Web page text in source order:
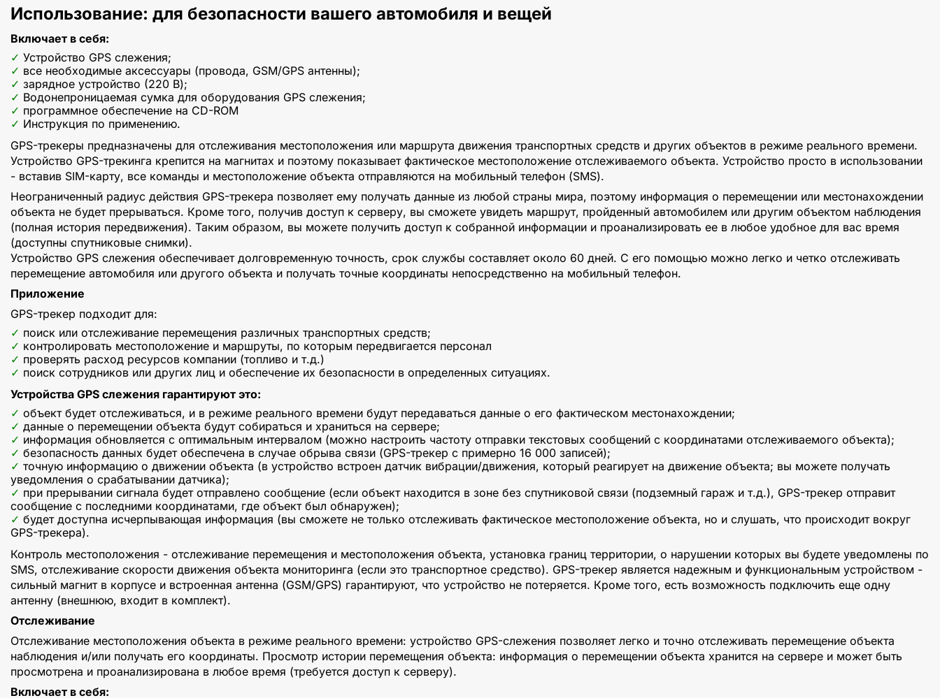
Использование: для безопасности вашего автомобиля и вещей
Включает в себя:
Устройство GPS слежения;
все необходимые аксессуары (провода, GSM/GPS антенны);
зарядное устройство (220 В);
Водонепроницаемая сумка для оборудования GPS слежения;
программное обеспечение на CD-ROM
Инструкция по применению.
GPS-трекеры предназначены для отслеживания местоположения или маршрута движения транспортных средств и других объектов в режиме реального времени.
Устройство GPS-трекинга крепится на магнитах и поэтому показывает фактическое местоположение отслеживаемого объекта. Устройство просто в использовании
- вставив SIM-карту, все команды и местоположение объекта отправляются на мобильный телефон (SMS).
Неограниченный радиус действия GPS-трекера позволяет ему получать данные из любой страны мира, поэтому информация о перемещении или местонахождении
объекта не будет прерываться. Кроме того, получив доступ к серверу, вы сможете увидеть маршрут, пройденный автомобилем или другим объектом наблюдения
(полная история передвижения). Таким образом, вы можете получить доступ к собранной информации и проанализировать ее в любое удобное для вас время
(доступны спутниковые снимки).
Устройство GPS слежения обеспечивает долговременную точность, срок службы составляет около 60 дней. С его помощью можно легко и четко отслеживать
перемещение автомобиля или другого объекта и получать точные координаты непосредственно на мобильный телефон.
Приложение
GPS-трекер подходит для:
поиск или отслеживание перемещения различных транспортных средств;
контролировать местоположение и маршруты, по которым передвигается персонал
проверять расход ресурсов компании (топливо и т.д.)
поиск сотрудников или других лиц и обеспечение их безопасности в определенных ситуациях.
Устройства GPS слежения гарантируют это:
объект будет отслеживаться, и в режиме реального времени будут передаваться данные о его фактическом местонахождении;
данные о перемещении объекта будут собираться и храниться на сервере;
информация обновляется с оптимальным интервалом (можно настроить частоту отправки текстовых сообщений с координатами отслеживаемого объекта);
безопасность данных будет обеспечена в случае обрыва связи (GPS-трекер с примерно 16 000 записей);
точную информацию о движении объекта (в устройство встроен датчик вибрации/движения, который реагирует на движение объекта; вы можете получать
уведомления о срабатывании датчика);
при прерывании сигнала будет отправлено сообщение (если объект находится в зоне без спутниковой связи (подземный гараж и т.д.), GPS-трекер отправит
сообщение с последними координатами, где объект был обнаружен);
будет доступна исчерпывающая информация (вы сможете не только отслеживать фактическое местоположение объекта, но и слушать, что происходит вокруг
GPS-трекера).
Контроль местоположения - отслеживание перемещения и местоположения объекта, установка границ территории, о нарушении которых вы будете уведомлены по
SMS, отслеживание скорости движения объекта мониторинга (если это транспортное средство). GPS-трекер является надежным и функциональным устройством -
сильный магнит в корпусе и встроенная антенна (GSM/GPS) гарантируют, что устройство не потеряется. Кроме того, есть возможность подключить еще одну
антенну (внешнюю, входит в комплект).
Отслеживание
Отслеживание местоположения объекта в режиме реального времени: устройство GPS-слежения позволяет легко и точно отслеживать перемещение объекта
наблюдения и/или получать его координаты. Просмотр истории перемещения объекта: информация о перемещении объекта хранится на сервере и может быть
просмотрена и проанализирована в любое время (требуется доступ к серверу).
Включает в себя: